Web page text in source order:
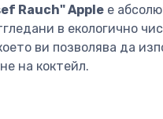
Rauch" Apple е
в екологично
ви позволява да
на коктейл.